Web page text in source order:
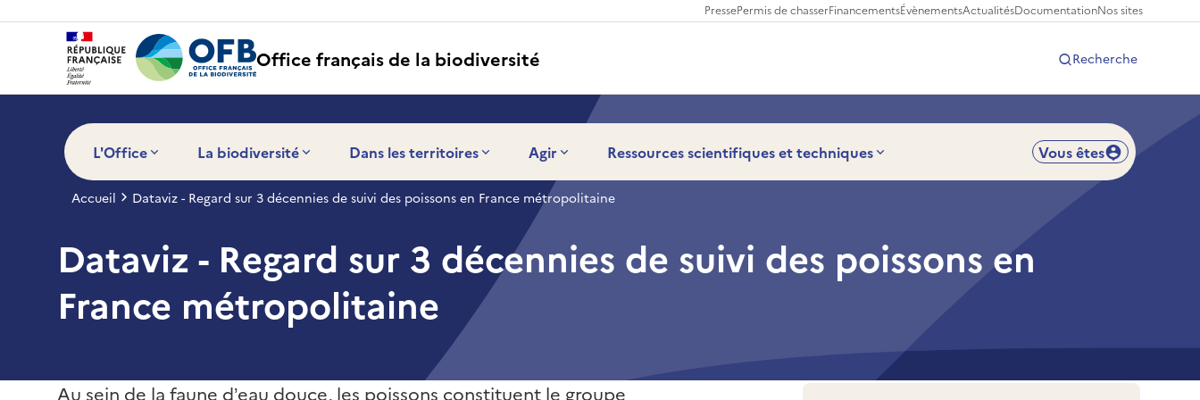
PressePermis de chasserFinancementsÉvènementsActualitésDocumentationNos sites
Office français de la biodiversité Recherche
L'Office La biodiversité Dans les territoires Agir Ressources scientifiques et techniques Vous êtes
Accueil Dataviz - Regard sur 3 décennies de suivi des poissons en France métropolitaine
Dataviz - Regard sur 3 décennies de suivi des poissons en
France métropolitaine
Au sein de la faune d’eau douce, les poissons constituent le groupe